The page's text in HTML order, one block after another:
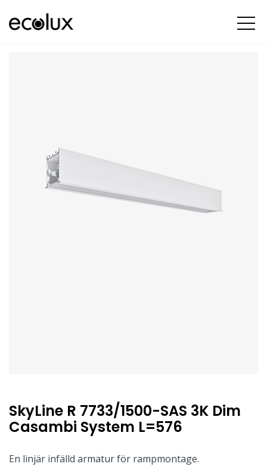
SkyLine R 7733/1500-SAS 3K Dim
Casambi System L=576
En linjär infälld armatur för rampmontage.